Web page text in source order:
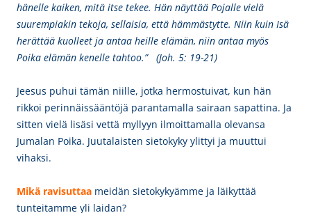
hänelle kaiken, mitä itse tekee. Hän näyttää Pojalle vielä
suurempiakin tekoja, sellaisia, että hämmästytte. Niin kuin Isä
herättää kuolleet ja antaa heille elämän, niin antaa myös
Poika elämän kenelle tahtoo.” (Joh. 5: 19-21)
Jeesus puhui tämän niille, jotka hermostuivat, kun hän
rikkoi perinnäissääntöjä parantamalla sairaan sapattina. Ja
sitten vielä lisäsi vettä myllyyn ilmoittamalla olevansa
Jumalan Poika. Juutalaisten sietokyky ylittyi ja muuttui
vihaksi.
Mikä ravisuttaa meidän sietokykyämme ja läikyttää
tunteitamme yli laidan?